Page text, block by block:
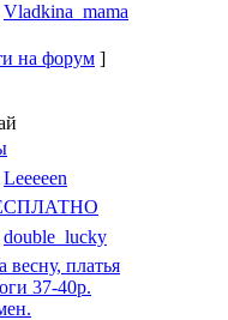
Vladkina_mama
на форум ]
Leeeeen
double_lucky
весну, платья
37-40р.